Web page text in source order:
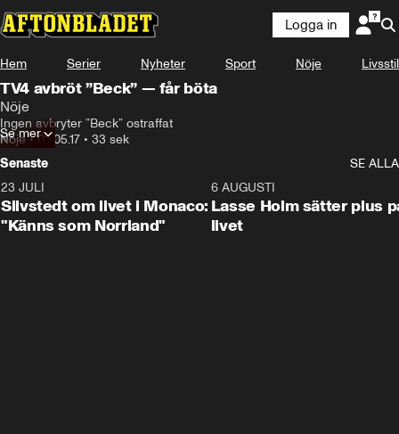
Logga in
Hem Serier Nyheter Sport Nöje Livsstil
TV4 avbröt ”Beck” — får böta
Nöje
Ingen avbryter ”Beck” ostraffat
Nöje•03.05.17 • 33 sek
Se mer
Senaste
SE ALLA
23 JULI
Silvstedt om livet i Monaco:
"Känns som Norrland"
6 AUGUSTI
Lasse Holm sätter plus
livet